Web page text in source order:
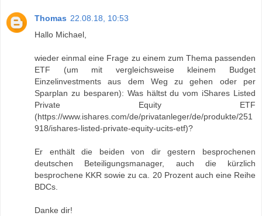
Thomas 22.08.18, 10:53
Hallo Michael,
wieder einmal eine Frage zu einem zum Thema passenden
ETF (um mit vergleichsweise kleinem Budget
Einzelinvestments aus dem Weg zu gehen oder per
Sparplan zu besparen): Was hältst du vom iShares Listed
Private Equity ETF
(https://www.ishares.com/de/privatanleger/de/produkte/251
918/ishares-listed-private-equity-ucits-etf)?
Er enthält die beiden von dir gestern besprochenen
deutschen Beteiligungsmanager, auch die kürzlich
besprochene KKR sowie zu ca. 20 Prozent auch eine Reihe
BDCs.
Danke dir!